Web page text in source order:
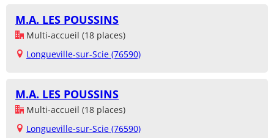
M.A. LES POUSSINS
Multi-accueil (18 places)
Longueville-sur-Scie (76590)
M.A. LES POUSSINS
Multi-accueil (18 places)
Longueville-sur-Scie (76590)